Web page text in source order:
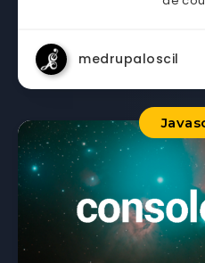
medrupaloscil